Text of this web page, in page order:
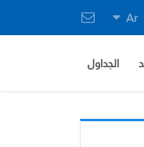
Ar
الجداول